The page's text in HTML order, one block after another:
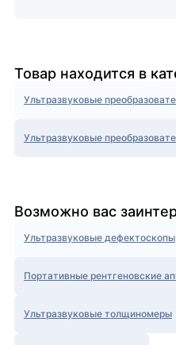
Товар находится в
Ультразвуковые
Ультразвуковые
Возможно вас
Ультразвуковые дефектоскопы
Портативные рентгеновские
Ультразвуковые толщиномеры